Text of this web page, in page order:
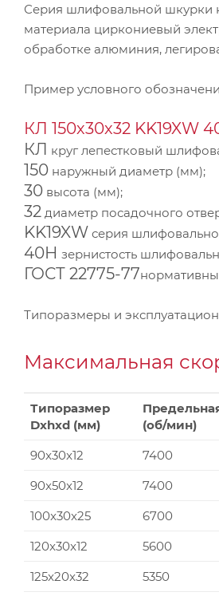
Серия шлифовальной шкурки
материала циркониевый
обработке алюминия,
Пример условного
КЛ 150х30х32 KK19XW
КЛ круг лепестковый
150 наружный диаметр (мм);
30 высота (мм);
32 диаметр посадочного
KK19XW серия
40Н зернистость
ГОСТ 22775-77
Типоразмеры и
Максимальная
Типоразмер
Dxhxd (мм)
(об/мин)
90x30x12
7400
90x50x12
7400
100x30x25
6700
120x30x12
5600
125x20x32
5350